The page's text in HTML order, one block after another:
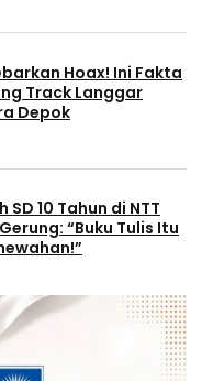
Hoax! Ini Fakta
Track Langgar
Depok
10 Tahun di NTT
“Buku Tulis Itu